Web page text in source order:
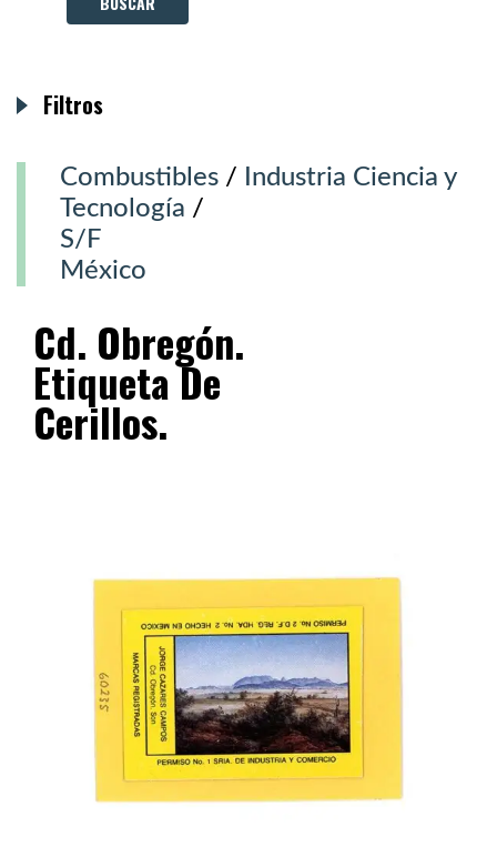
Combustibles /
Industria Ciencia y
Tecnología /
S/F
México
Cd. Obregón.
Etiqueta De
Cerillos.
Filtros